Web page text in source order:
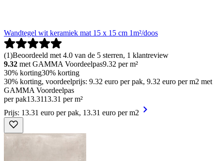
Wandtegel wit keramiek mat 15 x 15 cm 1m²/doos
(1)Beoordeeld met 4.0 van de 5 sterren, 1 klantreview
9.32 met GAMMA Voordeelpas9.32 per m²
30% korting30% korting
30% korting, voordeelprijs: 9.32 euro per pak, 9.32 euro per m2 met
GAMMA Voordeelpas
per pak13.3113.31 per m²
Prijs: 13.31 euro per pak, 13.31 euro per m2